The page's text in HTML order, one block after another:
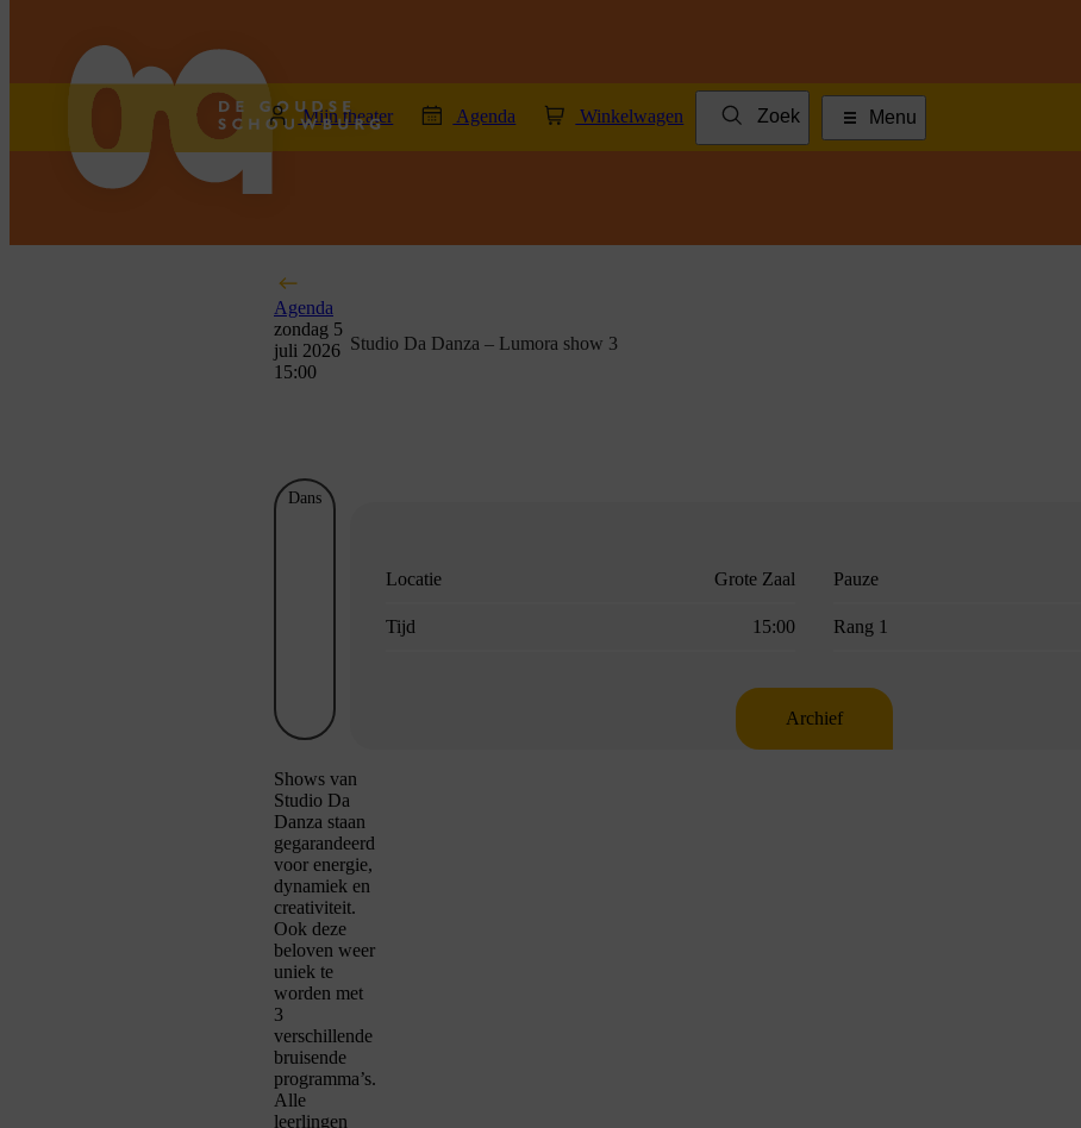
Mijn theater Agenda Winkelwagen Zoek Menu
Agenda
zondag 5
juli 2026
15:00
Studio Da Danza – Lumora show 3
Dans
Locatie Grote Zaal
Tijd 15:00
Pauze
Rang 1
Archief
Shows van
Studio Da
Danza staan
gegarandeerd
voor energie,
dynamiek en
creativiteit.
Ook deze
beloven weer
uniek te
worden met
3
verschillende
bruisende
programma’s.
Alle
leerlingen